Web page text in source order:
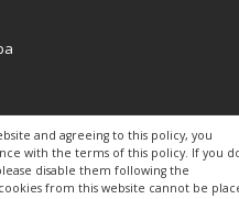
and agreeing to this policy, you
with the terms of this policy. If you
disable them following the
from this website cannot be